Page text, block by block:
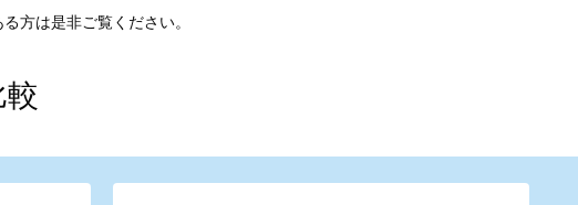
方は是非ご覧ください。